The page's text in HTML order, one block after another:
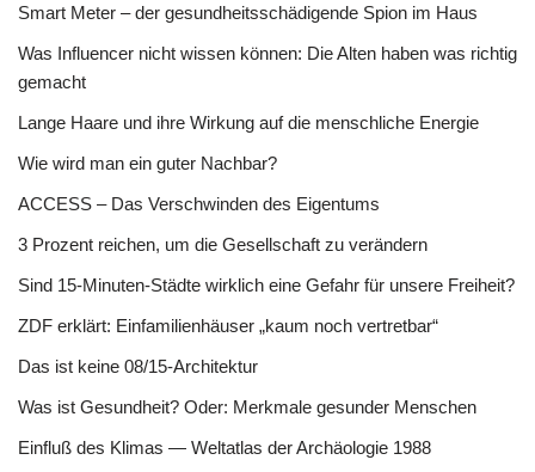
Smart Meter – der gesundheitsschädigende Spion im Haus
Was Influencer nicht wissen können: Die Alten haben was richtig
gemacht
Lange Haare und ihre Wirkung auf die menschliche Energie
Wie wird man ein guter Nachbar?
ACCESS – Das Verschwinden des Eigentums
3 Prozent reichen, um die Gesellschaft zu verändern
Sind 15-Minuten-Städte wirklich eine Gefahr für unsere Freiheit?
ZDF erklärt: Einfamilienhäuser „kaum noch vertretbar“
Das ist keine 08/15-Architektur
Was ist Gesundheit? Oder: Merkmale gesunder Menschen
Einfluß des Klimas — Weltatlas der Archäologie 1988